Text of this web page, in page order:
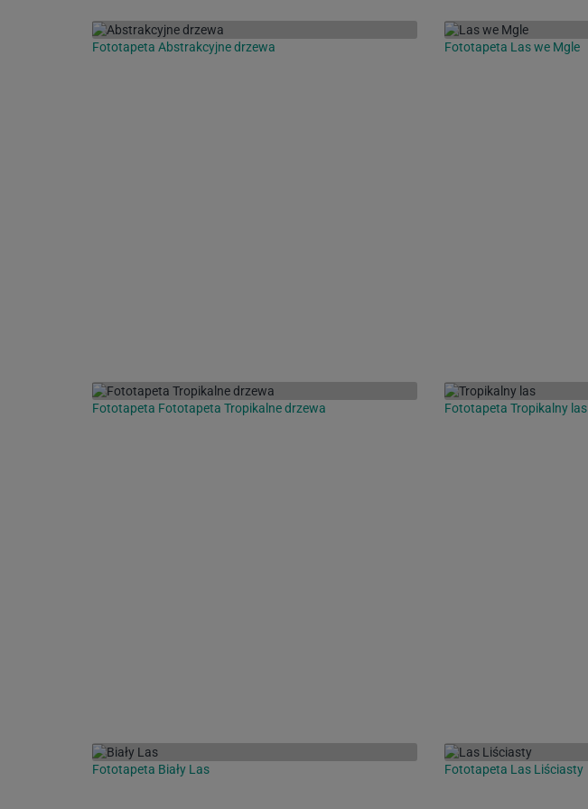
Fototapeta Abstrakcyjne drzewa Fototapeta Las we Mgle
Fototapeta Fototapeta Tropikalne drzewa Fototapeta Tropikalny las
Fototapeta Biały Las Fototapeta Las Liściasty